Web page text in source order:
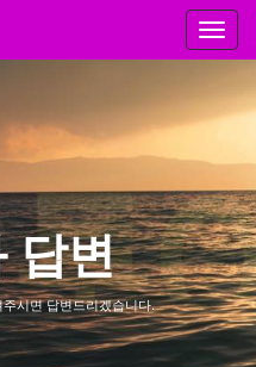
답변
시면 답변드리겠습니다.